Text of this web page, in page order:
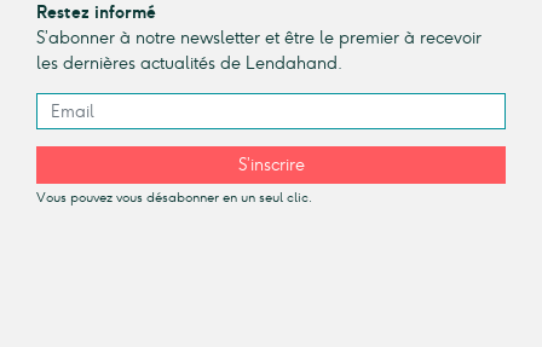
Restez informé
S’abonner à notre newsletter et être le premier à recevoir
les dernières actualités de Lendahand.
S’inscrire
Vous pouvez vous désabonner en un seul clic.